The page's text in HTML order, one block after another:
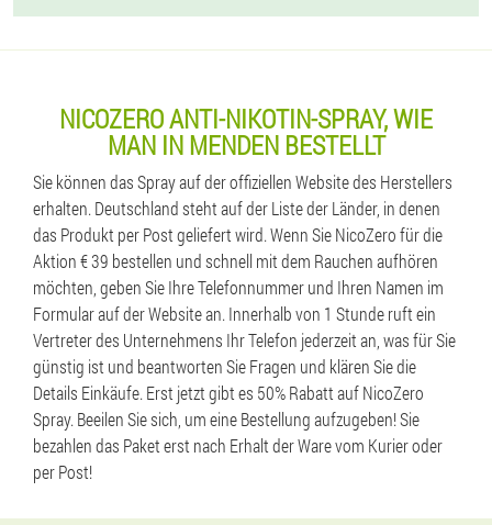
NICOZERO ANTI-NIKOTIN-SPRAY, WIE
MAN IN MENDEN BESTELLT
Sie können das Spray auf der offiziellen Website des Herstellers
erhalten. Deutschland steht auf der Liste der Länder, in denen
das Produkt per Post geliefert wird. Wenn Sie NicoZero für die
Aktion € 39 bestellen und schnell mit dem Rauchen aufhören
möchten, geben Sie Ihre Telefonnummer und Ihren Namen im
Formular auf der Website an. Innerhalb von 1 Stunde ruft ein
Vertreter des Unternehmens Ihr Telefon jederzeit an, was für Sie
günstig ist und beantworten Sie Fragen und klären Sie die
Details Einkäufe. Erst jetzt gibt es 50% Rabatt auf NicoZero
Spray. Beeilen Sie sich, um eine Bestellung aufzugeben! Sie
bezahlen das Paket erst nach Erhalt der Ware vom Kurier oder
per Post!